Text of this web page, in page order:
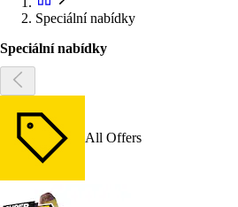
Speciální nabídky
Speciální nabídky
All Offers